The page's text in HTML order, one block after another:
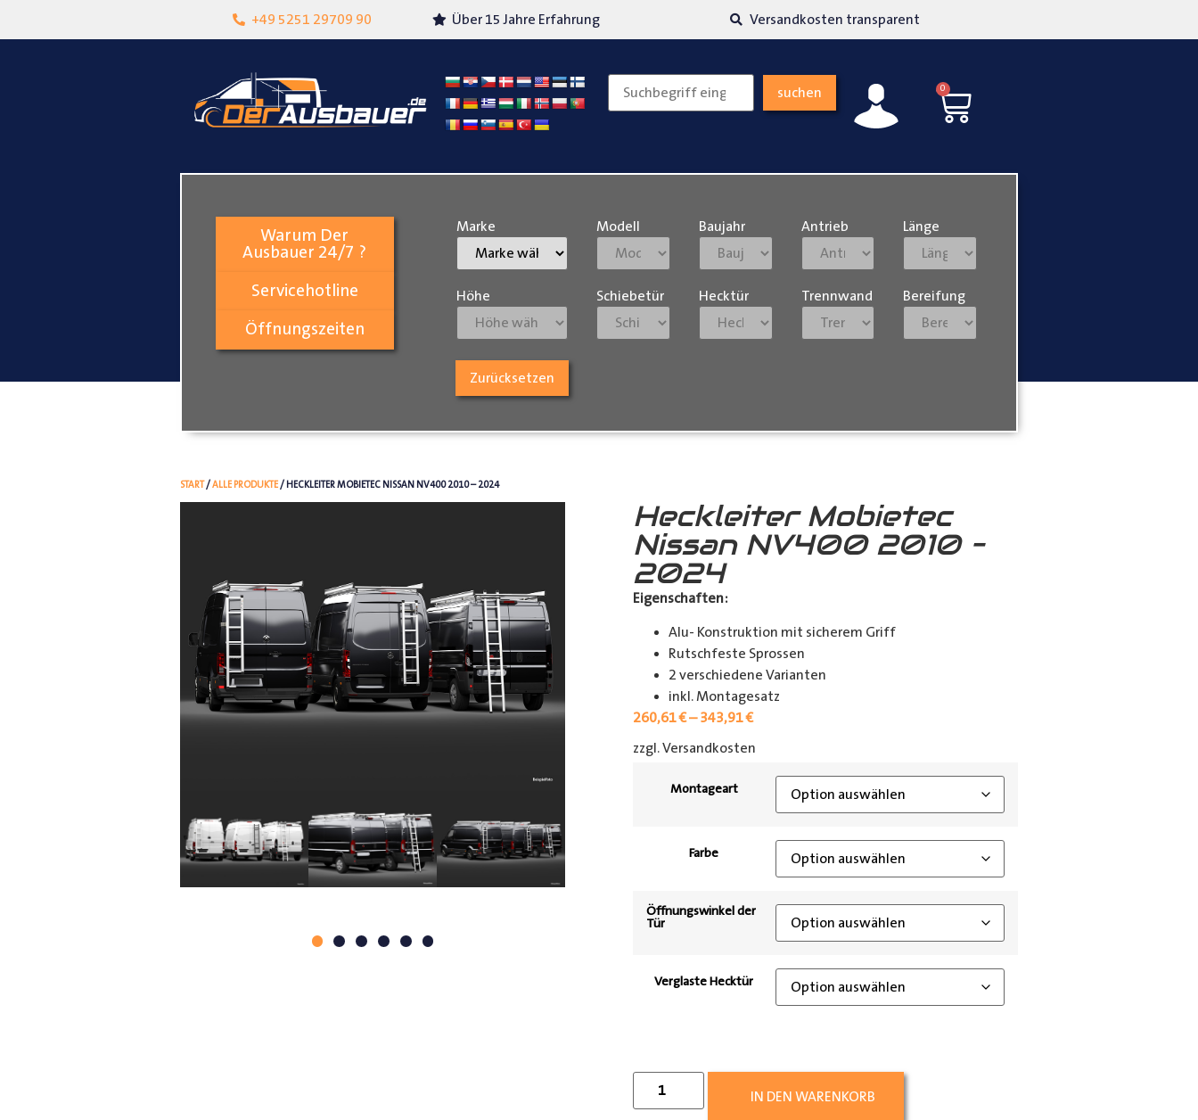
+49 5251 29709 90
Lokalgeschäft in Paderborn Über 15 Jahre Erfahrung Versandkosten transparent
suchen 0
Warum Der
Ausbauer 24/7 ?
Servicehotline
Öffnungszeiten
Marke Modell Baujahr Antrieb Länge
Höhe Schiebetür Hecktür Trennwand Bereifung
Zurücksetzen
START/ALLE PRODUKTE/ HECKLEITER MOBIETEC NISSAN NV400 2010 – 2024
Heckleiter Mobietec
Nissan NV400 2010 –
2024
Eigenschaften:
Alu- Konstruktion mit sicherem Griff
Rutschfeste Sprossen
2 verschiedene Varianten
inkl. Montagesatz
260,61€–343,91€
zzgl. Versandkosten
Montageart
Farbe
Öffnungswinkel der
Tür
Verglaste Hecktür
IN DEN WARENKORB